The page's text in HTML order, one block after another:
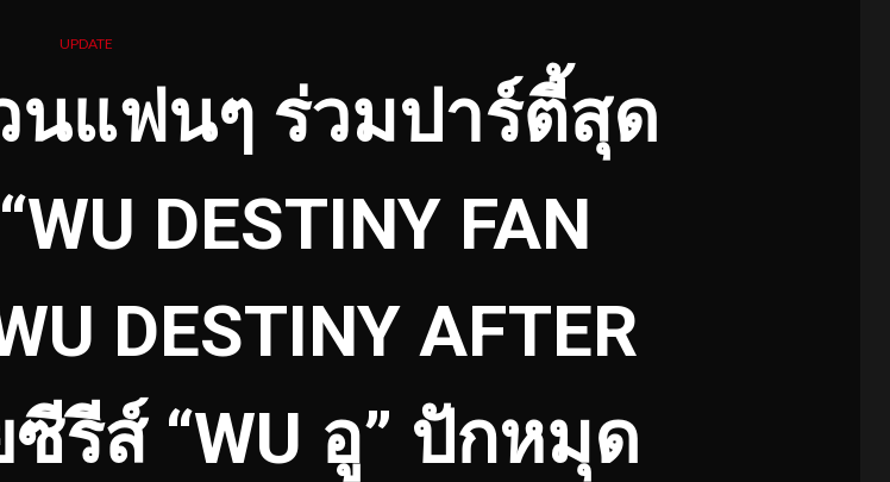
UPDATE
นแฟนๆ ร่วมปาร์ตี้สุด
DESTINY FAN
DESTINY AFTER
ซีรีส์ “WU อู” ปักหมุด